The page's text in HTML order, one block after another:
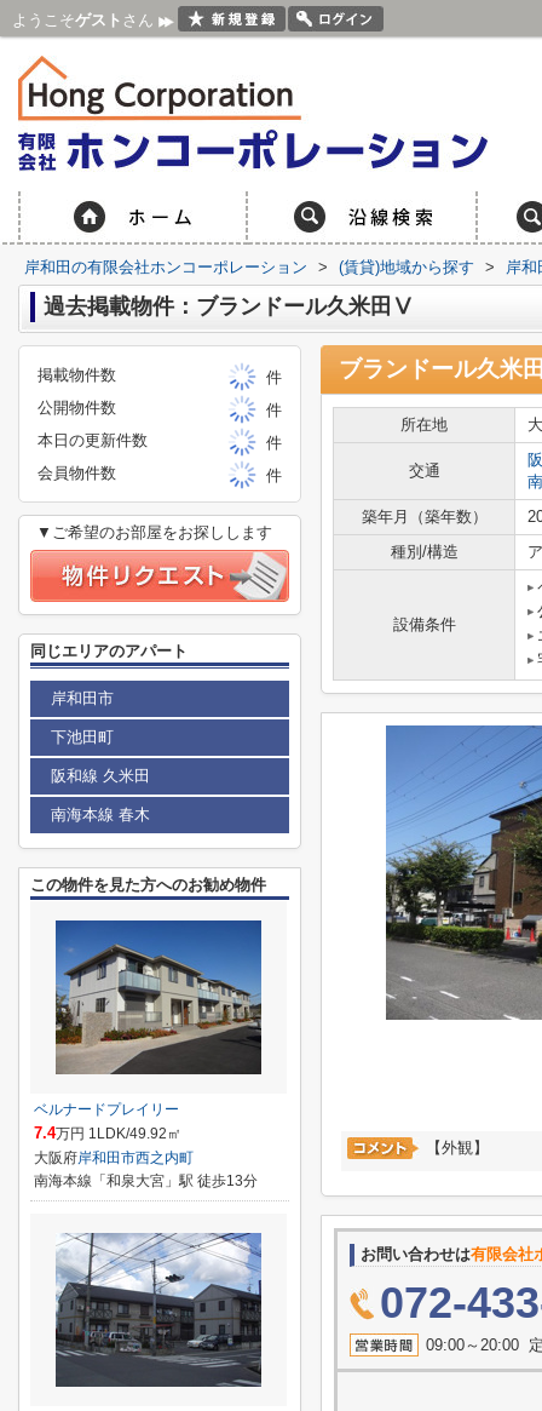
ようこそゲスト さん
岸和田の有限会社ホンコーポレーション > (賃貸)地域から探す > 岸和
過去掲載物件：ブランドール久米田Ⅴ
ブランドール久米
所在地
交通
築年月（築年数）
種別/構造
設備条件
【外観】
お問い合わせは有限会社
072-
09:00～20:00
掲載物件数
件
公開物件数
件
本日の更新件数
件
会員物件数
件
▼ご希望のお部屋をお探しします
同じエリアのアパート
岸和田市
下池田町
阪和線 久米田
南海本線 春木
この物件を見た方へのお勧め物件
ベルナードプレイリー
7.4万円 1LDK/49.92㎡
大阪府岸和田市西之内町
南海本線「和泉大宮」駅 徒歩13分